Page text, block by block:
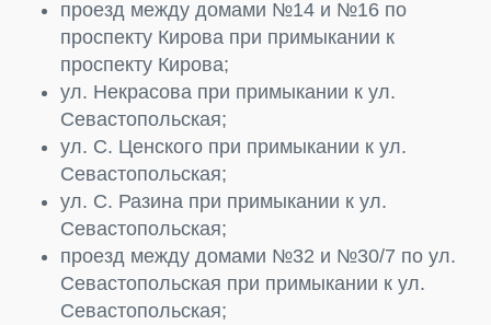
проезд между домами №14 и №16 по
проспекту Кирова при примыкании к
проспекту Кирова;
ул. Некрасова при примыкании к ул.
Севастопольская;
ул. С. Ценского при примыкании к ул.
Севастопольская;
ул. С. Разина при примыкании к ул.
Севастопольская;
проезд между домами №32 и №30/7 по ул.
Севастопольская при примыкании к ул.
Севастопольская;